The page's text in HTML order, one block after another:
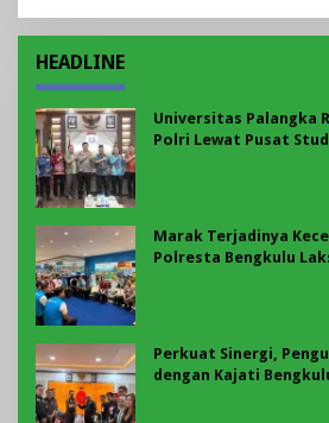
HEADLINE
Universitas Palangka
Polri Lewat Pusat
Marak Terjadinya
Polresta Bengkulu
Perkuat Sinergi,
dengan Kajati